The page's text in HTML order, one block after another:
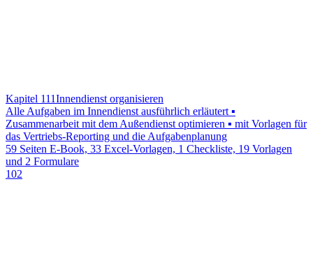
Kapitel 111Innendienst organisieren
Alle Aufgaben im Innendienst ausführlich erläutert ▪
Zusammenarbeit mit dem Außendienst optimieren ▪ mit Vorlagen für
das Vertriebs-Reporting und die Aufgabenplanung
59 Seiten E-Book, 33 Excel-Vorlagen, 1 Checkliste, 19 Vorlagen
und 2 Formulare
102